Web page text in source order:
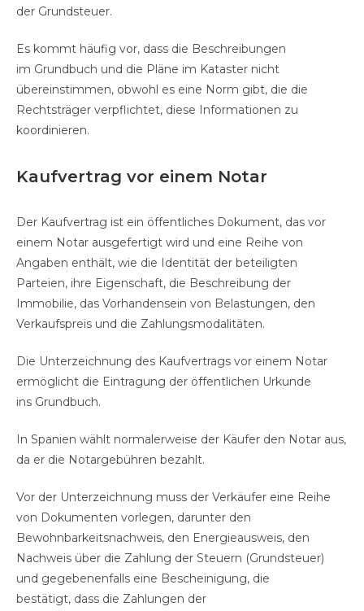
der Grundsteuer.
Es kommt häufig vor, dass die Beschreibungen
im Grundbuch und die Pläne im Kataster nicht
übereinstimmen, obwohl es eine Norm gibt, die die
Rechtsträger verpflichtet, diese Informationen zu
koordinieren.
Kaufvertrag vor einem Notar
Der Kaufvertrag ist ein öffentliches Dokument, das vor
einem Notar ausgefertigt wird und eine Reihe von
Angaben enthält, wie die Identität der beteiligten
Parteien, ihre Eigenschaft, die Beschreibung der
Immobilie, das Vorhandensein von Belastungen, den
Verkaufspreis und die Zahlungsmodalitäten.
Die Unterzeichnung des Kaufvertrags vor einem Notar
ermöglicht die Eintragung der öffentlichen Urkunde
ins Grundbuch.
In Spanien wählt normalerweise der Käufer den Notar aus,
da er die Notargebühren bezahlt.
Vor der Unterzeichnung muss der Verkäufer eine Reihe
von Dokumenten vorlegen, darunter den
Bewohnbarkeitsnachweis, den Energieausweis, den
Nachweis über die Zahlung der Steuern (Grundsteuer)
und gegebenenfalls eine Bescheinigung, die
bestätigt, dass die Zahlungen der